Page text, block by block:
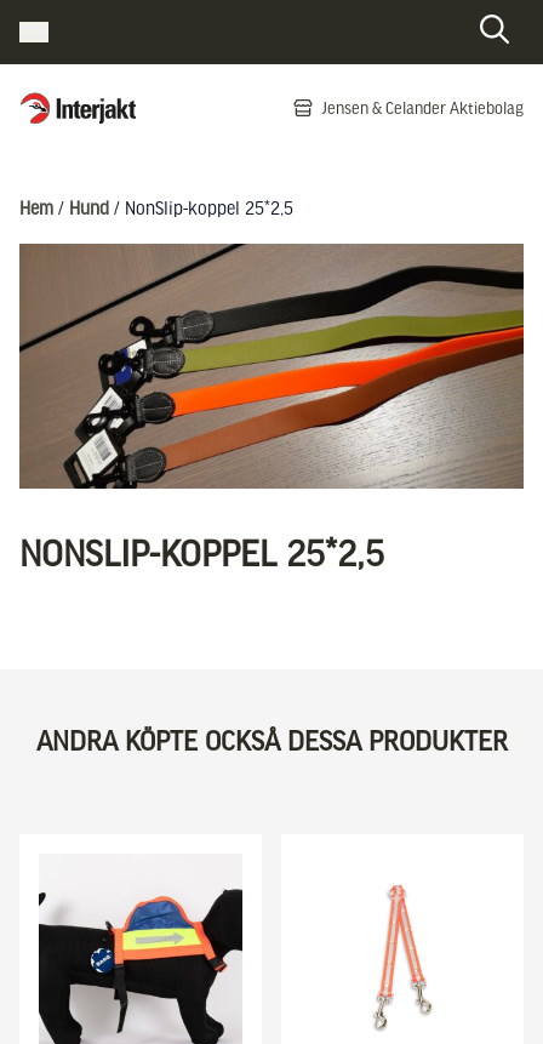
Interjakt SE Jensen & Celander Aktiebolag
Hem / Hund / NonSlip-koppel 25*2,5
NONSLIP-KOPPEL 25*2,5
ANDRA KÖPTE OCKSÅ DESSA PRODUKTER